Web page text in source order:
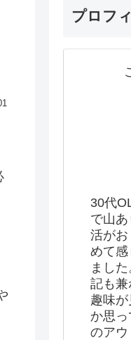
プロフ
30代
で山
活が
めて
まし
記も兼
趣味
か思
のア